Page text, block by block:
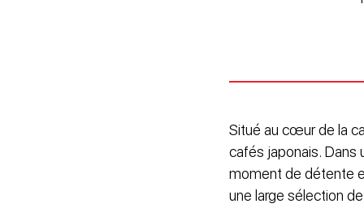
Situé au cœur de la
cafés japonais. Dans
moment de détente
une large sélection